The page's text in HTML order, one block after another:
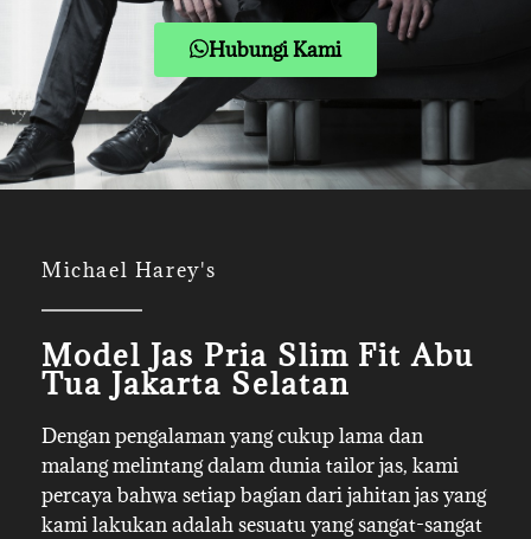
Hubungi Kami
Michael Harey's
Model Jas Pria Slim Fit Abu
Tua Jakarta Selatan
Dengan pengalaman yang cukup lama dan
malang melintang dalam dunia tailor jas, kami
percaya bahwa setiap bagian dari jahitan jas yang
kami lakukan adalah sesuatu yang sangat-sangat